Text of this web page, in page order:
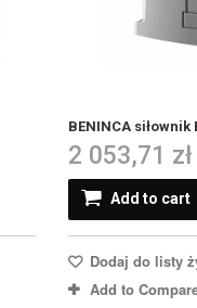
BENINCA siłownik
2 053,71 zł
Add to cart
Dodaj do listy
Add to